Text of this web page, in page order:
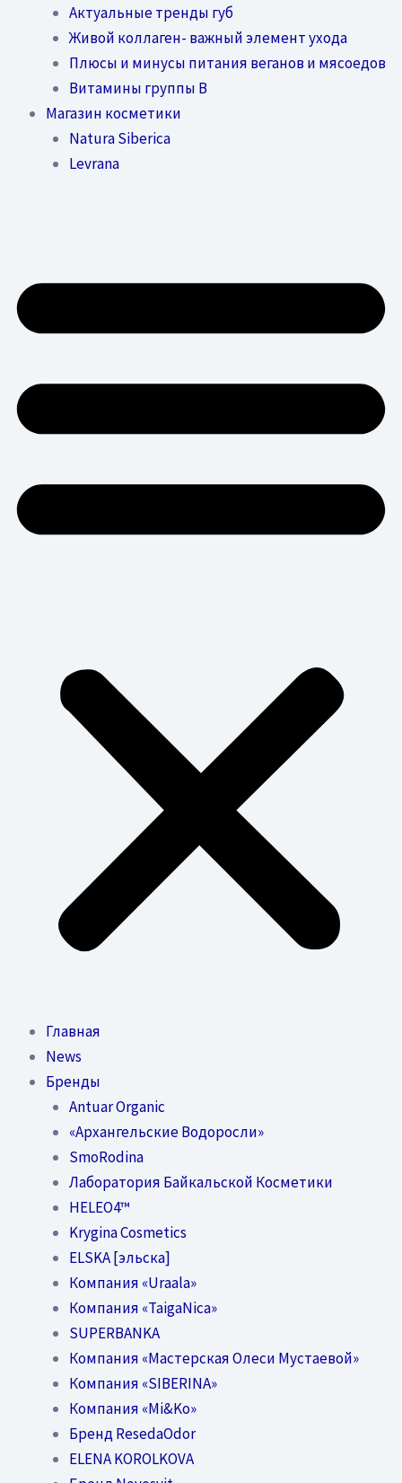
Актуальные тренды губ
Живой коллаген- важный элемент ухода
Плюсы и минусы питания веганов и мясоедов
Витамины группы В
Магазин косметики
Natura Siberica
Levrana
Главная
News
Бренды
Antuar Organic
«Архангельские Водоросли»
SmoRodina
Лаборатория Байкальской Косметики
HELEO4™
Krygina Cosmetics
ELSKA [эльска]
Компания «Uraala»
Компания «TaigaNica»
SUPERBANKA
Компания «Мастерская Олеси Мустаевой»
Компания «SIBERINA»
Компания «Mi&Ko»
Бренд ResedaOdor
ELENA KOROLKOVA